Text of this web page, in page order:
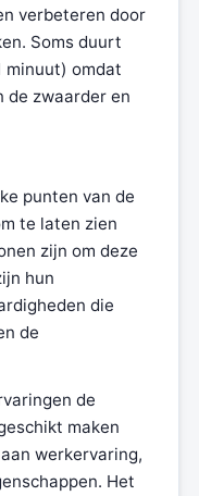
verbeteren door
Soms duurt
minuut) omdat
de zwaarder en
punten van de
te laten zien
zijn om deze
hun
die
de
de
maken
werkervaring,
Het